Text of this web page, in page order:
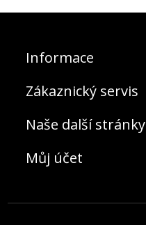
Informace
Zákaznický servis
Naše další stránky
Můj účet